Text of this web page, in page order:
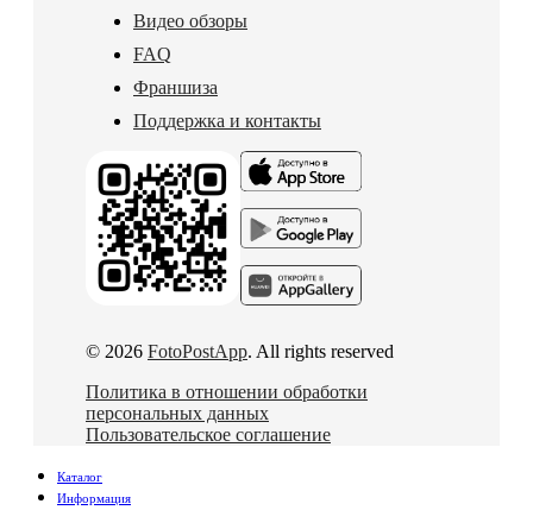
Видео обзоры
FAQ
Франшиза
Поддержка и контакты
© 2026 FotoPostApp. All rights reserved
Политика в отношении обработки
персональных данных
Пользовательское соглашение
Каталог
Информация